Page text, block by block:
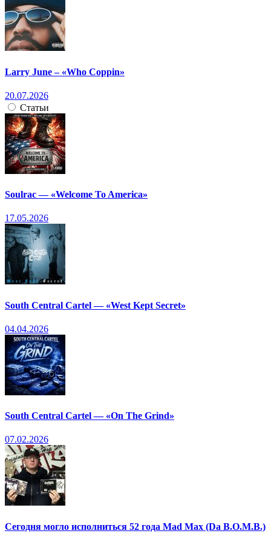
Larry June – «Who Coppin»
20.07.2026
Статьи
Soulrac — «Welcome To America»
17.05.2026
South Central Cartel — «West Kept Secret»
04.04.2026
South Central Cartel — «On The Grind»
07.02.2026
Сегодня могло исполниться 52 года Mad Max (Da B.O.M.B.)